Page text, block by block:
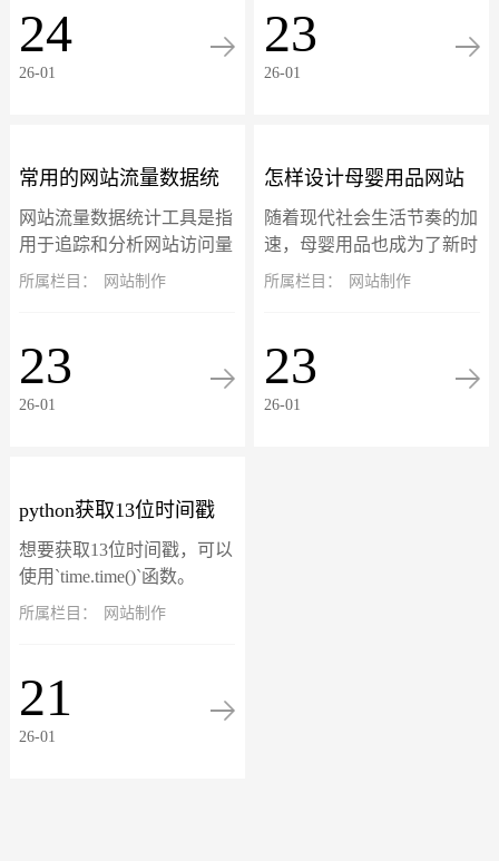
回的，以服务器 root 用户登
录命令行...
24
26-01
门设计趋势，不仅是头部品
牌...
23
26-01
常用的网站流量数据统
计工具
网站流量数据统计工具是指
用于追踪和分析网站访问量
的工具。这些工具收集和分
量、用户行为、转化率等，
以帮助网站管理员...
所属栏目： 网站制作
23
26-01
怎样设计母婴用品网站
模板的横幅？
随着现代社会生活节奏的加
速，母婴用品也成为了新时
代的产品之一。因此，越来
新手妈妈都可以在网络上找
到适合自己和孩子...
所属栏目： 网站制作
23
26-01
python获取13位时间戳
想要获取13位时间戳，可以
使用`time.time()`函数。
`time.time()`函数返回当前时
取13位...
所属栏目： 网站制作
21
26-01